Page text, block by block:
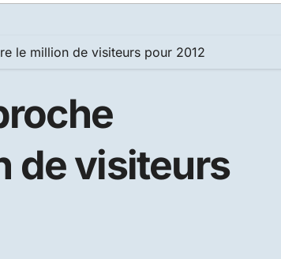
le million de visiteurs pour 2012
de visiteurs